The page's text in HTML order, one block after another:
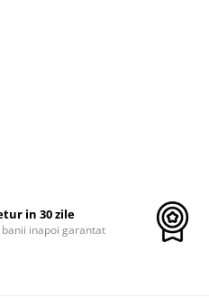
in 30 zile
inapoi garantat